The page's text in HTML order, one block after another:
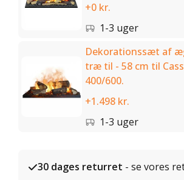
+0 kr.
1-3 uger
Dekorationssæt af
træ til - 58 cm til
400/600.
+1.498 kr.
1-3 uger
30 dages returret - se vores